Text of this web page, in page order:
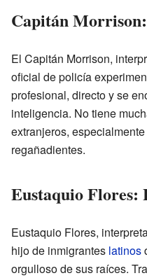
Capitán
El Capitán Morrison,
oficial de policía
profesional, directo y se
inteligencia. No tiene
extranjeros,
regañadientes.
Eustaquio
Eustaquio Flores,
hijo de inmigrantes latinos
orgulloso de sus raíces.